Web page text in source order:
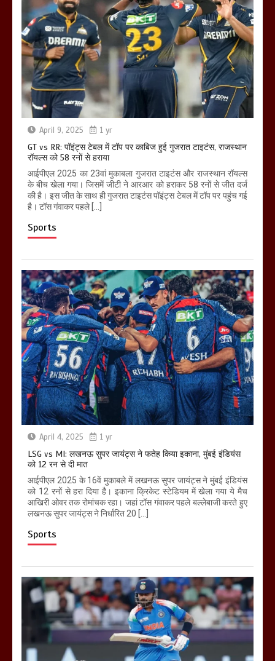
April 9, 2025 1 yr
GT vs RR: पॉइंट्स टेबल में टॉप पर काबिज हुई गुजरात टाइटंस, राजस्थान
रॉयल्स को 58 रनों से हराया
आईपीएल 2025 का 23वां मुकाबला गुजरात टाइटंस और राजस्थान रॉयल्स
के बीच खेला गया। जिसमें जीटी ने आरआर को हराकर 58 रनों से जीत दर्ज
की है। इस जीत के साथ ही गुजरात टाइटंस पॉइंट्स टेबल में टॉप पर पहुंच गई
है। टॉस गंवाकर पहले […]
Sports
April 4, 2025 1 yr
LSG vs MI: लखनऊ सुपर जायंट्स ने फतेह किया इकाना, मुंबई इंडियंस
को 12 रन से दी मात
आईपीएल 2025 के 16वें मुकाबले में लखनऊ सुपर जायंट्स ने मुंबई इंडियंस
को 12 रनों से हरा दिया है। इकाना क्रिकेट स्टेडियम में खेला गया ये मैच
आखिरी ओवर तक रोमांचक रहा। जहां टॉस गंवाकर पहले बल्लेबाजी करते हुए
लखनऊ सुपर जायंट्स ने निर्धारित 20 […]
Sports